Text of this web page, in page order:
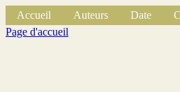
Accueil Auteurs Date
Page d'accueil